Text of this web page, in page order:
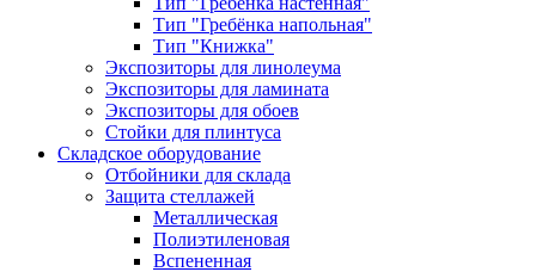
Тип "Гребёнка напольная"
Тип "Книжка"
Экспозиторы для линолеума
Экспозиторы для ламината
Экспозиторы для обоев
Стойки для плинтуса
Складское оборудование
Отбойники для склада
Защита стеллажей
Металлическая
Полиэтиленовая
Вспененная